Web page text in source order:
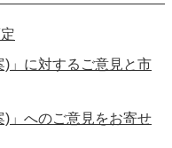
)」に対するご意見と市
)」へのご意見をお寄せ